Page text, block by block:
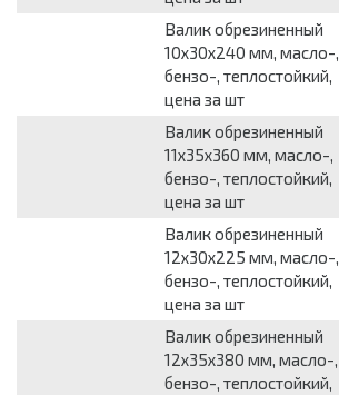
Валик обрезиненный
10x30x240 мм, масло-,
бензо-, теплостойкий,
цена за шт
Валик обрезиненный
11x35x360 мм, масло-,
бензо-, теплостойкий,
цена за шт
Валик обрезиненный
12x30x225 мм, масло-,
бензо-, теплостойкий,
цена за шт
Валик обрезиненный
12x35x380 мм, масло-,
бензо-, теплостойкий,